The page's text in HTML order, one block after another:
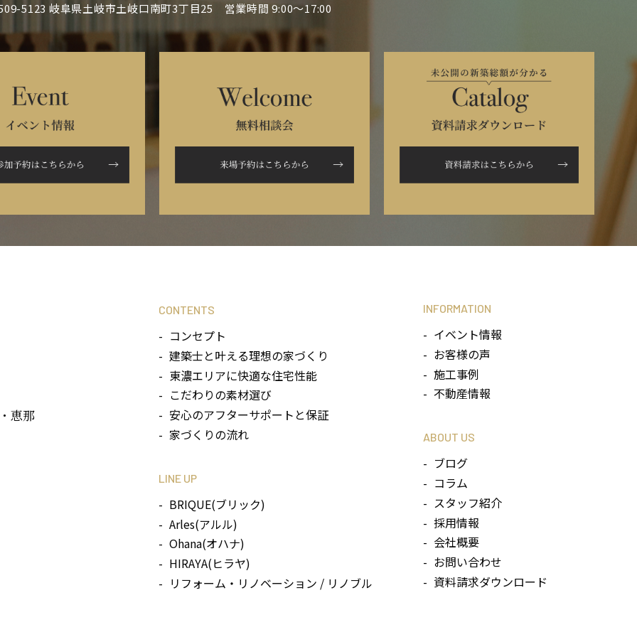
5123 岐阜県土岐市土岐口南町3丁目25 営業時間 9:00～17:00
恵那
CONTENTS
コンセプト
建築士と叶える理想の家づくり
東濃エリアに快適な住宅性能
こだわりの素材選び
安心のアフターサポートと保証
家づくりの流れ
LINE UP
BRIQUE(ブリック)
Arles(アルル)
Ohana(オハナ)
HIRAYA(ヒラヤ)
リフォーム・リノベーション / リノブル
INFORMATION
イベント情報
お客様の声
施工事例
不動産情報
ABOUT US
ブログ
コラム
スタッフ紹介
採用情報
会社概要
お問い合わせ
資料請求ダウンロード